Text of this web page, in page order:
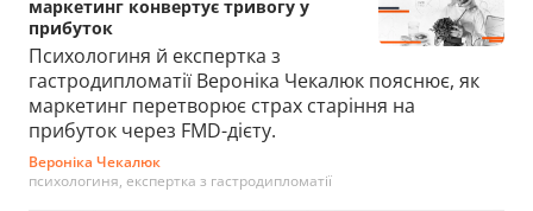
маркетинг конвертує тривогу у
прибуток
Психологиня й експертка з
гастродипломатії Вероніка Чекалюк пояснює, як
маркетинг перетворює страх старіння на
прибуток через FMD-дієту.
Вероніка Чекалюк
психологиня, експертка з гастродипломатії